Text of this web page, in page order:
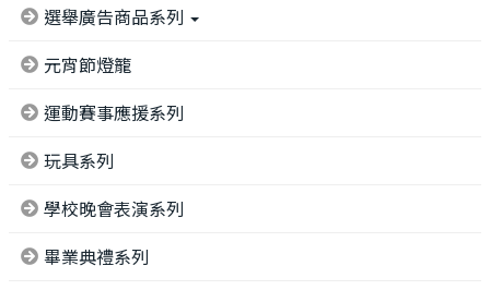
選舉廣告商品系列
元宵節燈籠
運動賽事應援系列
玩具系列
學校晚會表演系列
畢業典禮系列